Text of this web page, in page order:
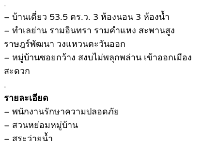
.
– บ้านเดี่ยว 53.5 ตร.ว. 3 ห้องนอน 3 ห้องน้ำ
– ทำเลย่าน รามอินทรา รามคำแหง สะพานสูง
ราษฎร์พัฒนา วงแหวนตะวันออก
– หมู่บ้านซอยกว้าง สงบไม่พลุกพล่าน เข้าออกเมือง
สะดวก
.
รายละเอียด
– พนักงานรักษาความปลอดภัย
– สวนหย่อมหมู่บ้าน
– สระว่ายน้ำ